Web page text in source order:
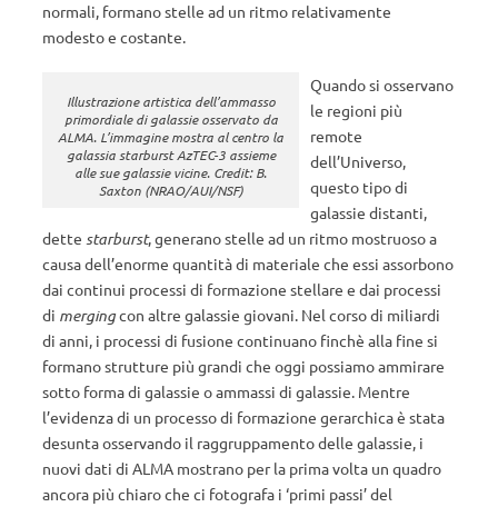
normali, formano stelle ad un ritmo relativamente
modesto e costante.
Illustrazione artistica dell’ammasso
primordiale di galassie osservato da
ALMA. L’immagine mostra al centro la
galassia starburst AzTEC-3 assieme
alle sue galassie vicine. Credit: B.
Saxton (NRAO/AUI/NSF)
Quando si osservano
le regioni più
remote
dell’Universo,
questo tipo di
galassie distanti,
dette starburst, generano stelle ad un ritmo mostruoso a
causa dell’enorme quantità di materiale che essi assorbono
dai continui processi di formazione stellare e dai processi
di mergingcon altre galassie giovani. Nel corso di miliardi
di anni, i processi di fusione continuano finchè alla fine si
formano strutture più grandi che oggi possiamo ammirare
sotto forma di galassie o ammassi di galassie. Mentre
l’evidenza di un processo di formazione gerarchica è stata
desunta osservando il raggruppamento delle galassie, i
nuovi dati di ALMA mostrano per la prima volta un quadro
ancora più chiaro che ci fotografa i ‘primi passi’ del